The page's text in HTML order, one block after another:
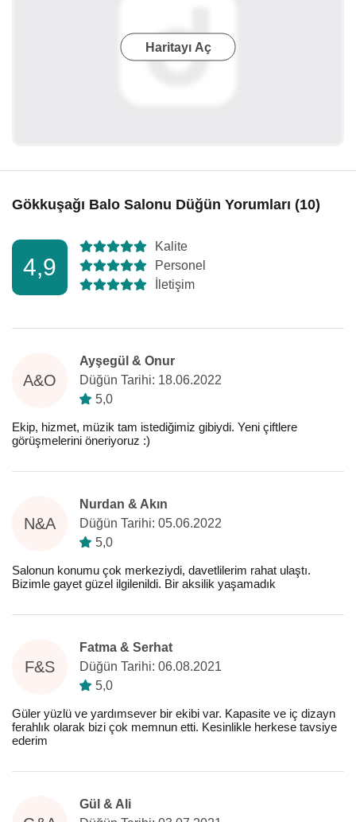
Haritayı Aç
Gökkuşağı Balo Salonu Düğün Yorumları (10)
4,9
Kalite
Personel
İletişim
A&O
Ayşegül & Onur
Düğün Tarihi: 18.06.2022
5,0
Ekip, hizmet, müzik tam istediğimiz gibiydi. Yeni çiftlere
görüşmelerini öneriyoruz :)
N&A
Nurdan & Akın
Düğün Tarihi: 05.06.2022
5,0
Salonun konumu çok merkeziydi, davetlilerim rahat ulaştı.
Bizimle gayet güzel ilgilenildi. Bir aksilik yaşamadık
F&S
Fatma & Serhat
Düğün Tarihi: 06.08.2021
5,0
Güler yüzlü ve yardımsever bir ekibi var. Kapasite ve iç dizayn
ferahlık olarak bizi çok memnun etti. Kesinlikle herkese tavsiye
ederim
Gül & Ali